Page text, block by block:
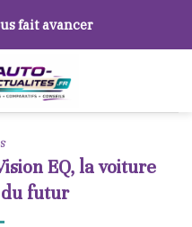
fait avancer
EQ, la voiture
futur